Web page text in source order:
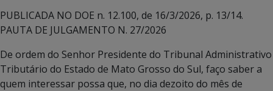
PUBLICADA NO DOE n. 12.100, de 16/3/2026, p. 13/14.
PAUTA DE JULGAMENTO N. 27/2026
De ordem do Senhor Presidente do Tribunal Administrativo
Tributário do Estado de Mato Grosso do Sul, faço saber a
quem interessar possa que, no dia dezoito do mês de